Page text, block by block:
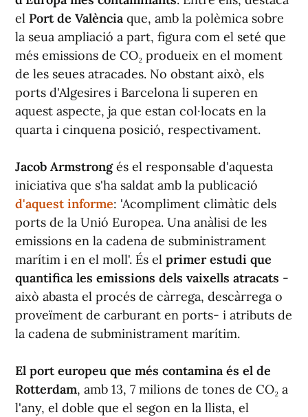
el Port de València que, amb la polèmica sobre
la seua ampliació a part, figura com el seté que
més emissions de CO₂ produeix en el moment
de les seues atracades. No obstant això, els
ports d'Algesires i Barcelona li superen en
aquest aspecte, ja que estan col·locats en la
quarta i cinquena posició, respectivament.
Jacob Armstrongés el responsable d'aquesta
iniciativa que s'ha saldat amb la publicació
d'aquest informe: 'Acompliment climàtic dels
ports de la Unió Europea. Una anàlisi de les
emissions en la cadena de subministrament
marítim i en el moll'. És el primer estudi que
quantifica les emissions dels vaixells atracats -
això abasta el procés de càrrega, descàrrega o
proveïment de carburant en ports- i atributs de
la cadena de subministrament marítim.
El port europeu que més contamina és el de
Rotterdam, amb 13, 7 milions de tones de CO₂ a
l'any, el doble que el segon en la llista, el